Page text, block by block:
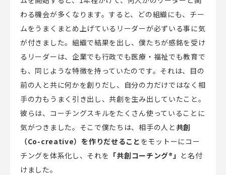
わる機会が多くなります。すると、どの組織にも、チー
ムをうまくまとめ上げているリーダーが必ずいる事に気
が付きました。組織で結果を出し、僕たちが感銘を受け
るリーダーは、企業でも行政でも医療・福祉でも教育で
も、同じような特徴を持っていたのです。それは、目の
前の人と共に何かを創りだし、自分の力だけではなく相
手の力もうまく引き出し、共創を生み出していたこと。
彼らは、コーチングスキルをたくさん使っていることに
気がつきました。そこで僕たちは、相手の人と 共創
（Co-creative）を作りだせること をモットーにコー
チングを体系化し、それを 「共創コーチング® 」 と名付
けました。